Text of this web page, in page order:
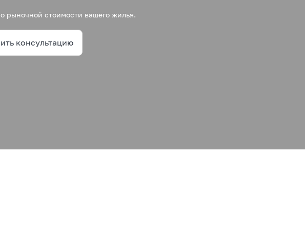
рыночной стоимости вашего жилья.
консультацию